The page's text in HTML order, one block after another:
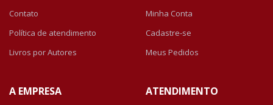
Contato
Política de atendimento
Livros por Autores
Minha Conta
Cadastre-se
Meus Pedidos
A EMPRESA ATENDIMENTO